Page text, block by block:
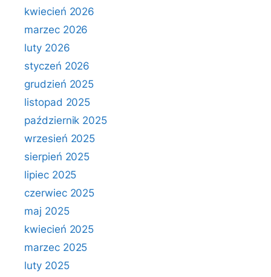
kwiecień 2026
marzec 2026
luty 2026
styczeń 2026
grudzień 2025
listopad 2025
październik 2025
wrzesień 2025
sierpień 2025
lipiec 2025
czerwiec 2025
maj 2025
kwiecień 2025
marzec 2025
luty 2025